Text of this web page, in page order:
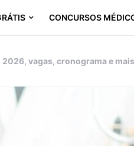
CONCURSOS
vagas, cronograma e